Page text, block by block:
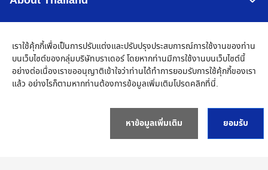
Connect
เครือข่าย Brother ทั่วโลก
เราใช้คุ้กกี้เพื่อเป็นการปรับแต่งและปรับปรุงประสบการณ์การใช้งานของท่าน
บนเว็บไซต์ของกลุ่มบริษัทบราเดอร์ โดยหากท่านมีการใช้งานบนเว็บไซต์นี้
อย่างต่อเนื่องเราขออนุญาติเข้าใจว่าท่านได้ทำการยอมรับการใช้คุ้กกี้ของเรา
แล้ว อย่างไรก็ตามหากท่านต้องการข้อมูลเพิ่มเติมโปรดคลิกที่นี่.
หาข้อมูลเพิ่มเติม ยอมรับ